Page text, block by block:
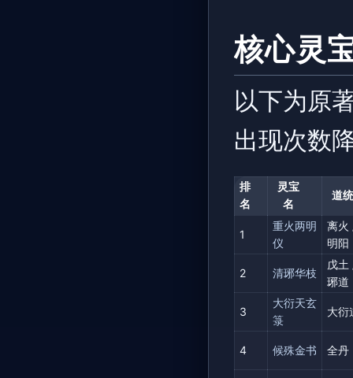
核心灵
以下为原
出现次数
排
名
灵宝
名
道
1
重火两明
仪
离火
明阳
2 清琊华枝
戊土
琊道
3
大衍天玄
箓
大衍
4 候殊金书 全丹